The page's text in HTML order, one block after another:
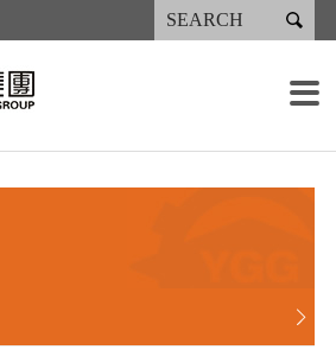

